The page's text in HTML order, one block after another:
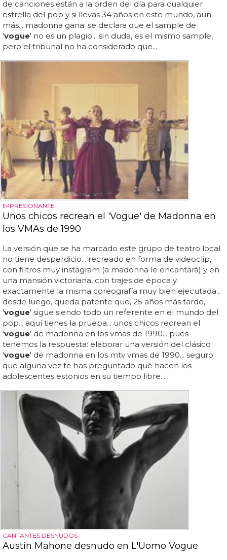
de canciones están a la orden del día para cualquier
estrella del pop y si llevas 34 años en este mundo, aún
más... madonna gana: se declara que el sample de
'vogue' no es un plagio... sin duda, es el mismo sample,
pero el tribunal no ha considerado que...
IMPRESIONANTE
Unos chicos recrean el 'Vogue' de Madonna en
los VMAs de 1990
La versión que se ha marcado este grupo de teatro local
no tiene desperdicio... recreado en forma de videoclip,
con filtros muy instagram (a madonna le encantará) y en
una mansión victoriana, con trajes de época y
exactamente la misma coreografía muy bien ejecutada...
desde luego, queda patente que, 25 años más tarde,
'vogue' sigue siendo todo un referente en el mundo del
pop... aquí tienes la prueba... unos chicos recrean el
'vogue' de madonna en los vmas de 1990... pues
tenemos la respuesta: elaborar una versión del clásico
'vogue' de madonna en los mtv vmas de 1990... seguro
que alguna vez te has preguntado qué hacen los
adolescentes estonios en su tiempo libre...
CANTANTES DESNUDOS
Austin Mahone desnudo en L'Uomo Vogue